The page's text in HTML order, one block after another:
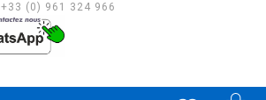
+33 (0) 961 324 966